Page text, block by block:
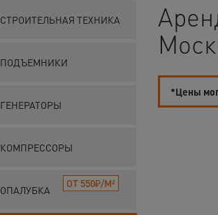
СТРОИТЕЛЬНАЯ ТЕХНИКА
ПОДЪЕМНИКИ
ГЕНЕРАТОРЫ
КОМПРЕССОРЫ
ОПАЛУБКА
ОТ 550₽/М²
*Цены